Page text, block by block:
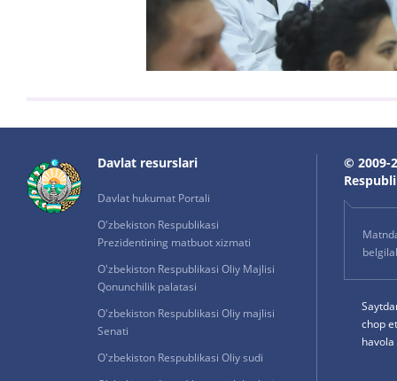
Davlat resurslari
Davlat hukumat Portali
O'zbekiston Respublikasi
Prezidentining matbuot xizmati
O'zbekiston Respublikasi Oliy Majlisi
Qonunchilik palatasi
O'zbekiston Respublikasi Oliy majlisi
Senati
O'zbekiston Respublikasi Oliy sudi
© 2009-
chop